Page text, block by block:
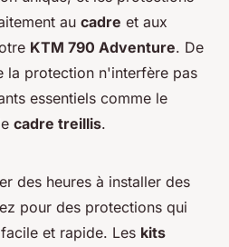
au cadre et aux
KTM 790 Adventure. De
la protection n'interfère pas
essentiels comme le
cadre treillis.
des heures à installer des
pour des protections qui
et rapide. Les kits